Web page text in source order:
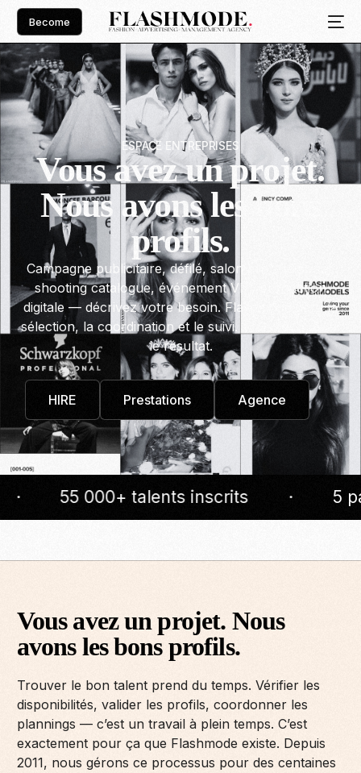
Become
ESPACE ENTREPRISES
Vous avez un projet.
Nous avons les bons
profils.
Campagne publicitaire, défilé, salon professionnel,
shooting catalogue, événement VIP, production
digitale — décrivez votre besoin. Flashmode gère la
sélection, la coordination et le suivi. Vous récupérez
le résultat.
HIRE Prestations Agence
000+ talents inscrits · 5 pays ·
Vous avez un projet. Nous
avons les bons profils.
Trouver le bon talent prend du temps. Vérifier les
disponibilités, valider les profils, coordonner les
plannings — c’est un travail à plein temps. C’est
exactement pour ça que Flashmode existe. Depuis
2011, nous gérons ce processus pour des centaines